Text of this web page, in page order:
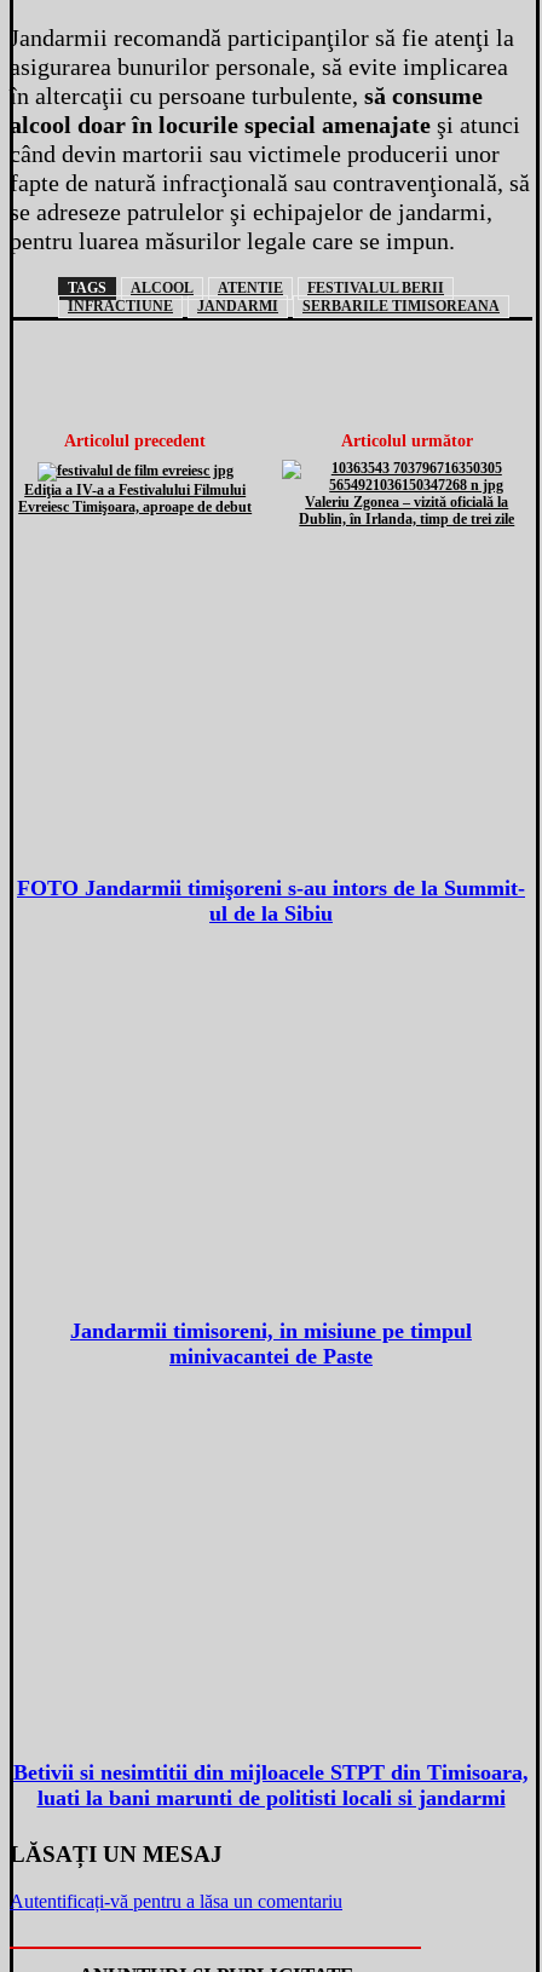
Jandarmii recomandă participanţilor să fie atenţi la
asigurarea bunurilor personale, să evite implicarea
în altercaţii cu persoane turbulente, să consume
alcool doar în locurile special amenajate şi atunci
când devin martorii sau victimele producerii unor
fapte de natură infracţională sau contravenţională, să
se adreseze patrulelor şi echipajelor de jandarmi,
pentru luarea măsurilor legale care se impun.
TAGS ALCOOL ATENTIE
FESTIVALUL BERII
INFRACTIUNE
JANDARMI SERBARILE TIMISOREANA
Articolul precedent
Ediţia a IV-a a Festivalului Filmului
Evreiesc Timişoara, aproape de debut
Articolul următor
Valeriu Zgonea – vizită oficială la
Dublin, în Irlanda, timp de trei zile
FOTO Jandarmii timişoreni s-au intors de la Summit-
ul de la Sibiu
Jandarmii timisoreni, in misiune pe timpul
minivacantei de Paste
Betivii si nesimtitii din mijloacele STPT din Timisoara,
luati la bani marunti de politisti locali si jandarmi
LĂSAȚI UN MESAJ
Autentificați-vă pentru a lăsa un comentariu